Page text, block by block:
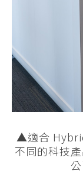
▲適合
不同的科技